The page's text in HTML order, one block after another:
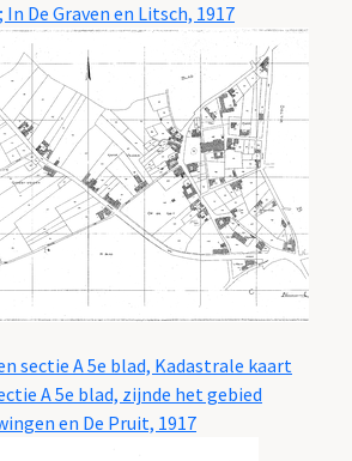
De Graven en Litsch, 1917
sectie A 5e blad, Kadastrale kaart
A 5e blad, zijnde het gebied
en De Pruit, 1917